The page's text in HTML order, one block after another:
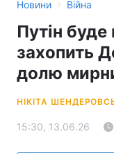
Новини › Війна
Путін
захопить
долю
НІКІТА
15:30, 13.06.26